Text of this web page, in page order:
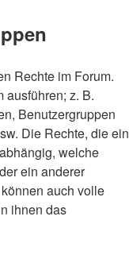
Rechte im Forum.
ausführen; z. B.
Benutzergruppen
Die Rechte, die ein
welche
ein anderer
auch volle
ihnen das